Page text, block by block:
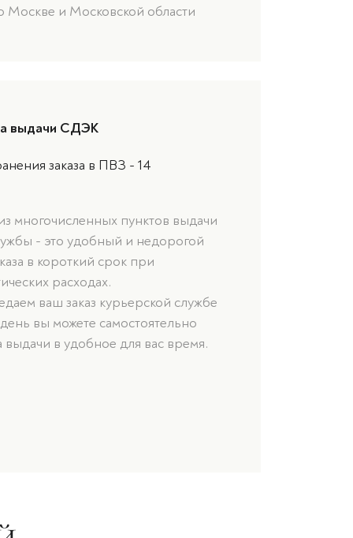
Москве и Московской области
выдачи СДЭК
заказа в ПВЗ - 14
многочисленных пунктов выдачи
- это удобный и недорогой
в короткий срок при
расходах.
ваш заказ курьерской службе
вы можете самостоятельно
выдачи в удобное для вас время.